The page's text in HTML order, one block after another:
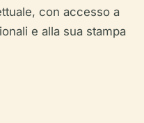
con accesso a
e alla sua stampa